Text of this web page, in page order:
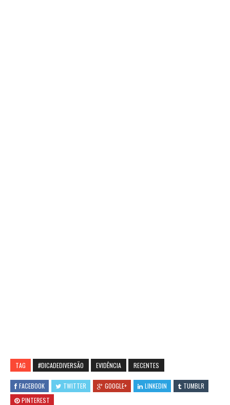
TAG #DICADEDIVERSÃO EVIDÊNCIA RECENTES
FACEBOOK TWITTER GOOGLE+ LINKEDIN
TUMBLR
PINTEREST